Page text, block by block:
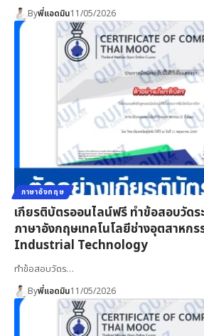
Byพี่แอดมิน11/05/2026
ภาษาอังกฤษ
เกียรติบัตรออนไลน์ฟรี ทำข้อสอบวัดร
ภาษาอังกฤษเทคโนโลยีช่างอุตสาหก
Industrial Technology
ทำข้อสอบวัดร…
Byพี่แอดมิน11/05/2026